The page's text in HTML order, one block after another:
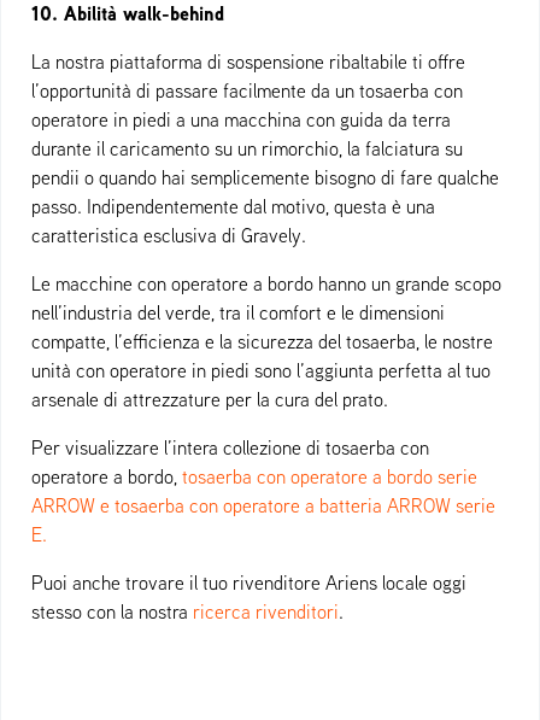
10. Abilità walk-behind
La nostra piattaforma di sospensione ribaltabile ti offre
l’opportunità di passare facilmente da un tosaerba con
operatore in piedi a una macchina con guida da terra
durante il caricamento su un rimorchio, la falciatura su
pendii o quando hai semplicemente bisogno di fare qualche
passo. Indipendentemente dal motivo, questa è una
caratteristica esclusiva di Gravely.
Le macchine con operatore a bordo hanno un grande scopo
nell’industria del verde, tra il comfort e le dimensioni
compatte, l’efficienza e la sicurezza del tosaerba, le nostre
unità con operatore in piedi sono l’aggiunta perfetta al tuo
arsenale di attrezzature per la cura del prato.
Per visualizzare l’intera collezione di tosaerba con
operatore a bordo, tosaerba con operatore a bordo serie
ARROW e tosaerba con operatore a batteria ARROW serie
E.
Puoi anche trovare il tuo rivenditore Ariens locale oggi
stesso con la nostra ricerca rivenditori.